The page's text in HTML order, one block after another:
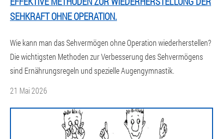
SEHKRAFT OHNE OPERATION.
Wie kann man das Sehvermögen ohne Operation wiederherstellen?
Die wichtigsten Methoden zur Verbesserung des Sehvermögens
sind Ernährungsregeln und spezielle Augengymnastik.
21 Mai 2026